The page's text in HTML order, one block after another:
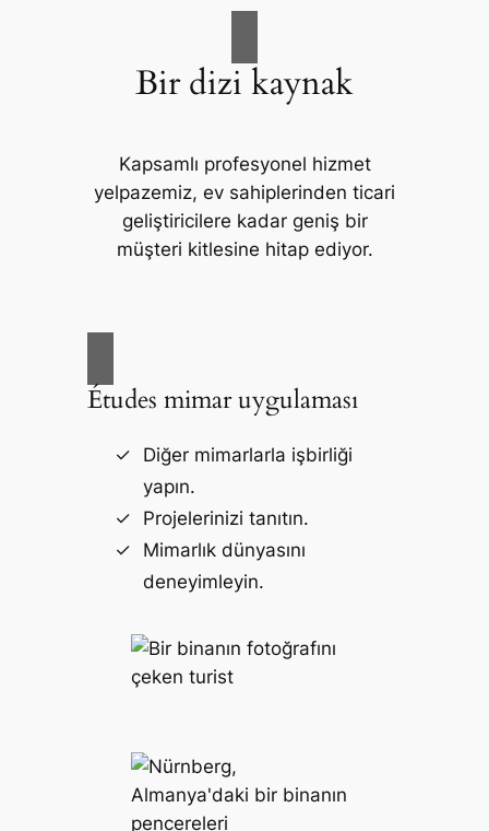
Bir dizi kaynak
Kapsamlı profesyonel hizmet
yelpazemiz, ev sahiplerinden ticari
geliştiricilere kadar geniş bir
müşteri kitlesine hitap ediyor.
Études mimar uygulaması
Diğer mimarlarla işbirliği
yapın.
Projelerinizi tanıtın.
Mimarlık dünyasını
deneyimleyin.